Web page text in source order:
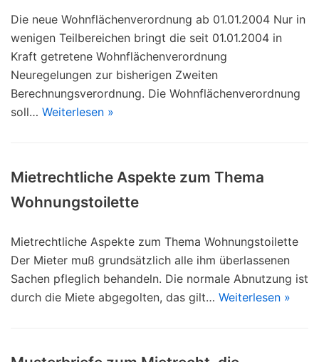
Die neue Wohnflächenverordnung ab 01.01.2004 Nur in
wenigen Teilbereichen bringt die seit 01.01.2004 in
Kraft getretene Wohnflächenverordnung
Neuregelungen zur bisherigen Zweiten
Berechnungsverordnung. Die Wohnflächenverordnung
soll… Weiterlesen »
Mietrechtliche Aspekte zum Thema
Wohnungstoilette
Mietrechtliche Aspekte zum Thema Wohnungstoilette
Der Mieter muß grundsätzlich alle ihm überlassenen
Sachen pfleglich behandeln. Die normale Abnutzung ist
durch die Miete abgegolten, das gilt… Weiterlesen »